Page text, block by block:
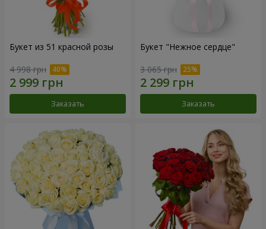
Букет из 51 красной розы
4 998 грн
Заказать
Букет "Нежное сердце"
3 065 грн
Заказать